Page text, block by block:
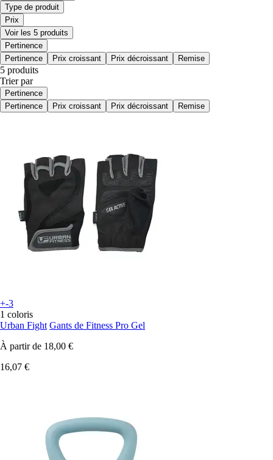
Type de produit
Prix
Voir les 5 produits
Pertinence
Pertinence
Prix croissant Prix décroissant Remise
5 produits
Trier par
Pertinence
Pertinence
Prix croissant Prix décroissant Remise
+-3
1 coloris
Urban Fight Gants de Fitness Pro Gel
À partir de 18,00 €
16,07 €